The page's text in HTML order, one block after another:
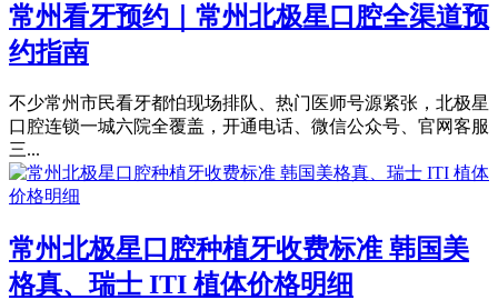
常州看牙预约｜常州北极星口腔全渠道预
约指南
不少常州市民看牙都怕现场排队、热门医师号源紧张，北极星
口腔连锁一城六院全覆盖，开通电话、微信公众号、官网客服
三...
常州北极星口腔种植牙收费标准 韩国美
格真、瑞士 ITI 植体价格明细